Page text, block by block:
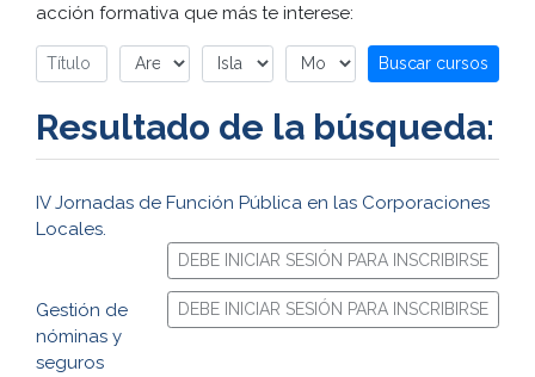
acción formativa que más te interese:
Buscar cursos
Resultado de la búsqueda:
IV Jornadas de Función Pública en las Corporaciones
Locales.
DEBE INICIAR SESIÓN PARA INSCRIBIRSE
Gestión de
nóminas y
seguros
DEBE INICIAR SESIÓN PARA INSCRIBIRSE